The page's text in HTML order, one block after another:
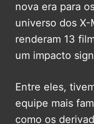
nova era para
universo dos X-
renderam 13
um impacto
Entre eles,
equipe mais
como os